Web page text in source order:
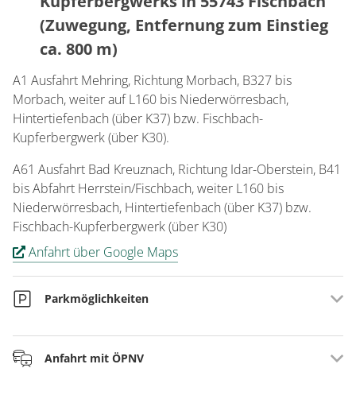
(Zuwegung, Entfernung zum Einstieg
ca. 800 m)
A1 Ausfahrt Mehring, Richtung Morbach, B327 bis
Morbach, weiter auf L160 bis Niederwörresbach,
Hintertiefenbach (über K37) bzw. Fischbach-
Kupferbergwerk (über K30).
A61 Ausfahrt Bad Kreuznach, Richtung Idar-Oberstein, B41
bis Abfahrt Herrstein/Fischbach, weiter L160 bis
Niederwörresbach, Hintertiefenbach (über K37) bzw.
Fischbach-Kupferbergwerk (über K30)
Anfahrt über Google Maps
Parkmöglichkeiten
Niederwörresbach: Mühlenweg, 55758
Niederwörresbach
Anfahrt mit ÖPNV